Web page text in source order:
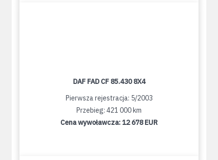
DAF FAD CF 85.430 8X4
Pierwsza rejestracja: 5/2003
Przebieg: 421 000 km
Cena wywoławcza:12 678 EUR